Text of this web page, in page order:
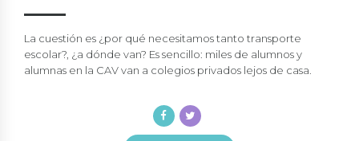
La cuestión es ¿por qué necesitamos tanto transporte
escolar?, ¿a dónde van? Es sencillo: miles de alumnos y
alumnas en la CAV van a colegios privados lejos de casa.